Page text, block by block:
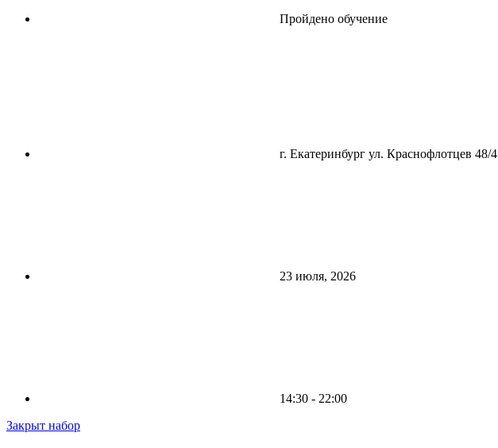
Пройдено обучение
г. Екатеринбург ул. Краснофлотцев 48/4
23 июля, 2026
14:30 - 22:00
Закрыт набор